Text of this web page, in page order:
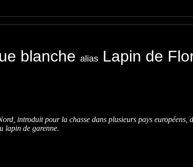
blanche aliasLapin de
introduit pour la chasse dans plusieurs pays européens,
lapin de garenne.